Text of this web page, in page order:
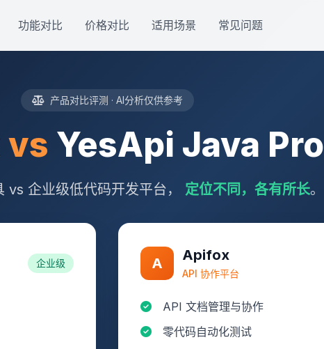
功能对比 价格对比 适用场景 常见问题
产品对比评测 · AI分析仅供参考
vs YesApi Java Pro
vs 企业级低代码开发平台， 定位不同，各有所长。
企业级 A Apifox
API 协作平台
API 文档管理与协作
零代码自动化测试